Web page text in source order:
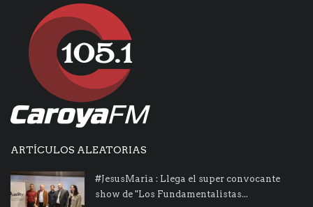
ARTÍCULOS ALEATORIAS
#JesusMaria : Llega el super convocante
show de "Los Fundamentalistas...